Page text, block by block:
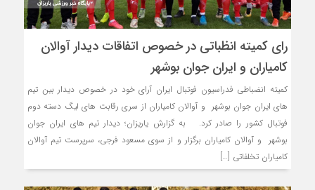
رای کمیته انظباتی در خصوص اتفاقات دیدار آوالان
کامیاران و ایران جوان بوشهر
کمیته انضباطی فدراسیون فوتبال ایران آرای خود در خصوص دیدار بین تیم
های ایران جوان بوشهر و آوالان کامیاران از سری رقابت های لیگ دسته دوم
فوتبال کشور را صادر کرد. به گزارش یاریزان؛ دیدار تیم های ایران جوان
بوشهر و آوالان کامیاران برگزار و از سوی مسعود فرجی، سرپرست تیم آوالان
کامیاران تخلفاتی […]